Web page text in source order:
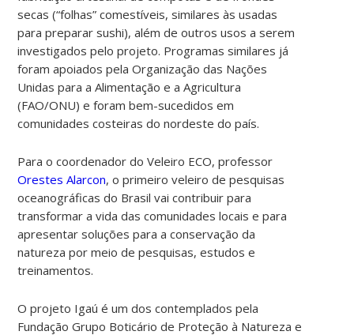
secas (“folhas” comestíveis, similares às usadas
para preparar sushi), além de outros usos a serem
investigados pelo projeto. Programas similares já
foram apoiados pela Organização das Nações
Unidas para a Alimentação e a Agricultura
(FAO/ONU) e foram bem-sucedidos em
comunidades costeiras do nordeste do país.
Para o coordenador do Veleiro ECO, professor
Orestes Alarcon, o primeiro veleiro de pesquisas
oceanográficas do Brasil vai contribuir para
transformar a vida das comunidades locais e para
apresentar soluções para a conservação da
natureza por meio de pesquisas, estudos e
treinamentos.
O projeto Igaú é um dos contemplados pela
Fundação Grupo Boticário de Proteção à Natureza e